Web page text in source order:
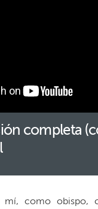
completa
mí, como obispo,